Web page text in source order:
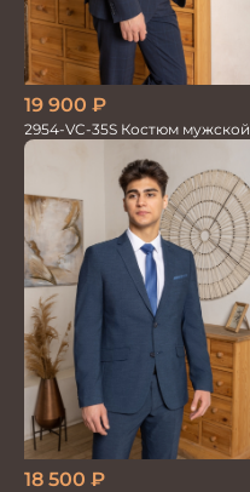
19 900 ₽
2954-VC-35S Костюм мужской
двойка
18 500 ₽